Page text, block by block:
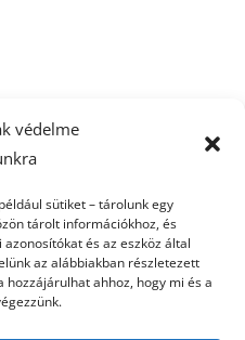
védelme
sütiket – tárolunk egy
tárolt információkhoz, és
és az eszköz által
az alábbiakban részletezett
ahhoz, hogy mi és a
22. forduló –
FU20